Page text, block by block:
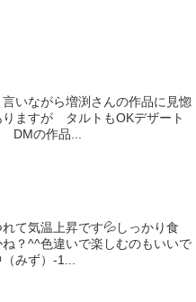
いながら増渕さんの作品に見惚
ますが タルトもOKデザート
DMの作品...
て気温上昇です💦しっかり食
？^^色違いで楽しむのもいいで
みず）‐1...